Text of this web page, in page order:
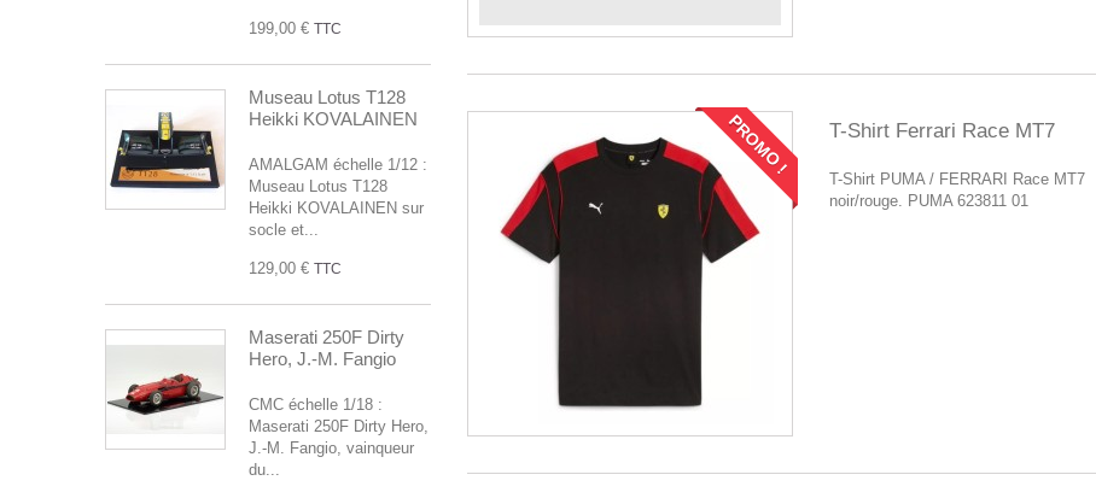
199,00 € TTC
Museau Lotus T128
Heikki KOVALAINEN
AMALGAM échelle 1/12 :
Museau Lotus T128
Heikki KOVALAINEN sur
socle et...
129,00 € TTC
Maserati 250F Dirty
Hero, J.-M. Fangio
CMC échelle 1/18 :
Maserati 250F Dirty Hero,
J.-M. Fangio, vainqueur
du...
PROMO ! T-Shirt Ferrari Race MT7
T-Shirt PUMA / FERRARI Race MT7
noir/rouge. PUMA 623811 01